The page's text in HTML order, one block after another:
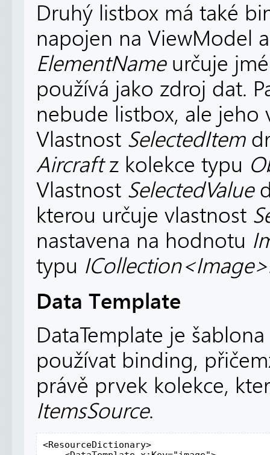
Druhý listbox má také
napojen na ViewModel
ElementName určuje
používá jako zdroj dat.
nebude listbox, ale jeho
Vlastnost SelectedItem
Aircraftz kolekce typu
Vlastnost SelectedValue
kterou určuje vlastnost
nastavena na hodnotu
typu ICollection<Image>
Data Template
DataTemplate je
používat binding,
právě prvek kolekce,
ItemsSource.
<ResourceDictionary>